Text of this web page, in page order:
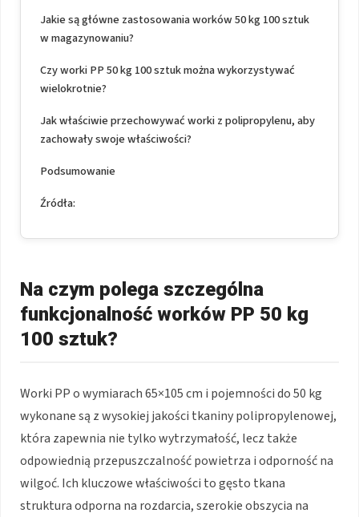
Jakie są główne zastosowania worków 50 kg 100 sztuk
w magazynowaniu?
Czy worki PP 50 kg 100 sztuk można wykorzystywać
wielokrotnie?
Jak właściwie przechowywać worki z polipropylenu, aby
zachowały swoje właściwości?
Podsumowanie
Źródła:
Na czym polega szczególna
funkcjonalność worków PP 50 kg
100 sztuk?
Worki PP o wymiarach 65×105 cm i pojemności do 50 kg
wykonane są z wysokiej jakości tkaniny polipropylenowej,
która zapewnia nie tylko wytrzymałość, lecz także
odpowiednią przepuszczalność powietrza i odporność na
wilgoć. Ich kluczowe właściwości to gęsto tkana
struktura odporna na rozdarcia, szerokie obszycia na